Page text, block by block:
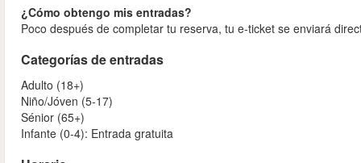
¿Cómo obtengo mis entradas?
Poco después de completar tu reserva, tu e-ticket se enviará
Categorías de entradas
Adulto (18+)
Niño/Jóven (5-17)
Sénior (65+)
Infante (0-4): Entrada gratuita